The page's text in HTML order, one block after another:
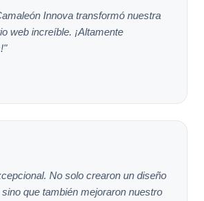
Innova transformó nuestra
web increíble. ¡Altamente
No solo crearon un diseño
que también mejoraron nuestro